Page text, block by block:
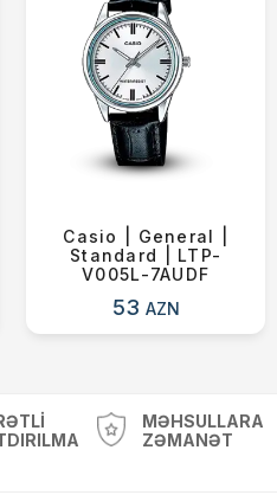
Casio | General |
Standard | LTP-
V005L-7AUDF
53 AZN
MƏHSULLARA
ZƏMANƏT